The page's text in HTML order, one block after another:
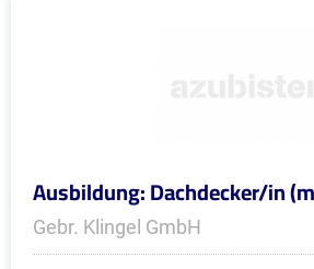
Ausbildung: Dachdecker/in
Gebr. Klingel GmbH